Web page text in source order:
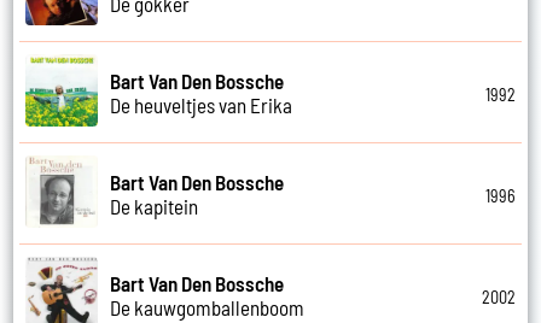
Bart Van Den Bossche
De heuveltjes van Erika
1992
Bart Van Den Bossche
De kapitein
1996
Bart Van Den Bossche
De kauwgomballenboom
2002